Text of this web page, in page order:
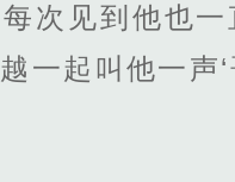
次见到他也一
一起叫他一声‘